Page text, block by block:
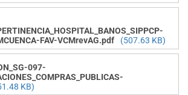
FAV-VCMrevAG.pdf
(507.63 KB)
097-
KB)